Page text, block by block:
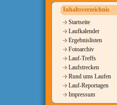
Inhaltsverzeichnis
Startseite
Laufkalender
Ergebnislisten
Fotoarchiv
Lauf-Treffs
Laufstrecken
Rund ums Laufen
Lauf-Reportagen
Impressum